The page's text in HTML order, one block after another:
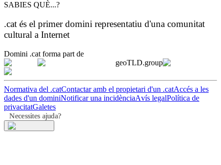
SABIES QUÈ...?
.cat és el primer domini representatiu d'una comunitat
cultural a Internet
Domini .cat forma part de
geoTLD.group
Normativa del .catContactar amb el propietari d'un .catAccés a les
dades d'un dominiNotificar una incidènciaAvís legalPolítica de
privacitatGaletes
Necessites ajuda?